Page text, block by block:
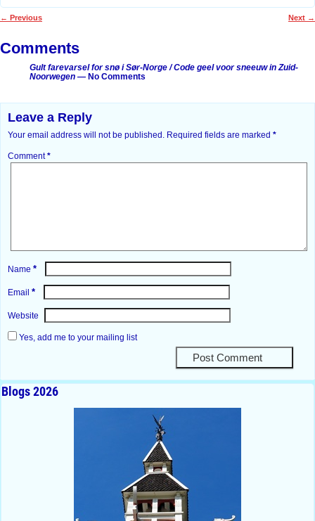
← Previous Next →
Comments
Gult farevarsel for snø i Sør-Norge / Code geel voor sneeuw in Zuid-
Noorwegen — No Comments
Leave a Reply
Your email address will not be published. Required fields are marked *
Comment*
Name *
Email *
Website
Yes, add me to your mailing list
Blogs 2026